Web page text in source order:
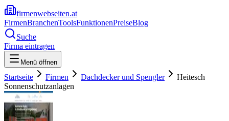
firmenwebseiten.at
FirmenBranchenToolsFunktionenPreiseBlog
Suche
Firma eintragen
Menü öffnen
Startseite Firmen Dachdecker und Spengler
Heitesch
Sonnenschutzanlagen